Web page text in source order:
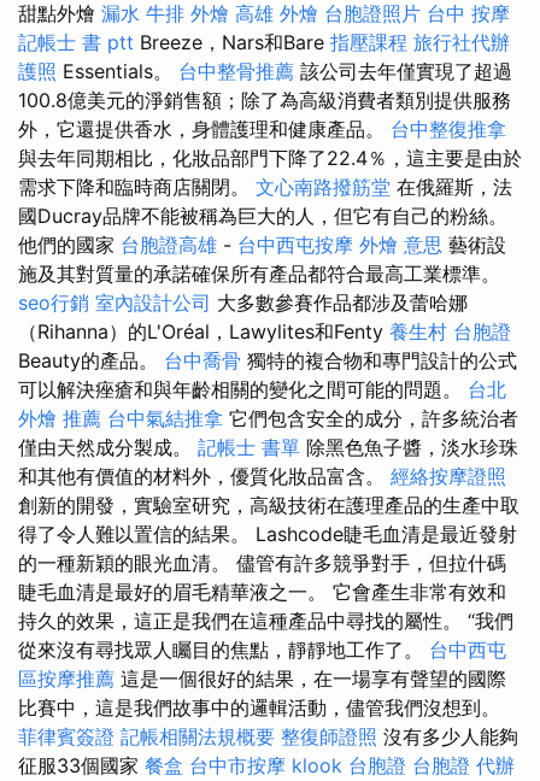
甜點外燴 漏水 牛排 外燴 高雄 外燴 台胞證照片 台中 按摩
記帳士 書 ptt Breeze，Nars和Bare 指壓課程 旅行社代辦
護照 Essentials。 台中整骨推薦 該公司去年僅實現了超過
100.8億美元的淨銷售額；除了為高級消費者類別提供服務
外，它還提供香水，身體護理和健康產品。 台中整復推拿
與去年同期相比，化妝品部門下降了22.4％，這主要是由於
需求下降和臨時商店關閉。 文心南路撥筋堂 在俄羅斯，法
國Ducray品牌不能被稱為巨大的人，但它有自己的粉絲。
他們的國家 台胞證高雄 - 台中西屯按摩 外燴 意思 藝術設
施及其對質量的承諾確保所有產品都符合最高工業標準。
seo行銷 室內設計公司 大多數參賽作品都涉及蕾哈娜
（Rihanna）的L'Oréal，Lawylites和Fenty 養生村 台胞證
Beauty的產品。 台中喬骨 獨特的複合物和專門設計的公式
可以解決痤瘡和與年齡相關的變化之間可能的問題。 台北
外燴 推薦 台中氣結推拿 它們包含安全的成分，許多統治者
僅由天然成分製成。 記帳士 書單 除黑色魚子醬，淡水珍珠
和其他有價值的材料外，優質化妝品富含。 經絡按摩證照
創新的開發，實驗室研究，高級技術在護理產品的生產中取
得了令人難以置信的結果。 Lashcode睫毛血清是最近發射
的一種新穎的眼光血清。 儘管有許多競爭對手，但拉什碼
睫毛血清是最好的眉毛精華液之一。 它會產生非常有效和
持久的效果，這正是我們在這種產品中尋找的屬性。 “我們
從來沒有尋找眾人矚目的焦點，靜靜地工作了。 台中西屯
區按摩推薦 這是一個很好的結果，在一場享有聲望的國際
比賽中，這是我們故事中的邏輯活動，儘管我們沒想到。
菲律賓簽證 記帳相關法規概要 整復師證照 沒有多少人能夠
征服33個國家 餐盒 台中市按摩 klook 台胞證 台胞證 代辦